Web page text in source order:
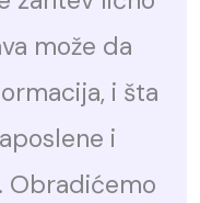
može da
i šta
i
Obradićemo